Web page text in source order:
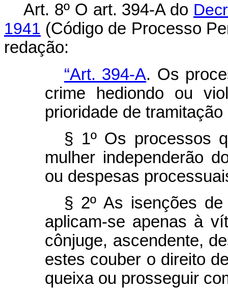
Art. 8º O art. 394-A do
1941 (Código de Processo
redação:
“Art. 394-A. Os
crime hediondo ou
prioridade de
§ 1º Os processos
mulher independerão
ou despesas
§ 2º As isenções
aplicam-se apenas à
cônjuge, ascendente,
estes couber o direito
queixa ou prosseguir